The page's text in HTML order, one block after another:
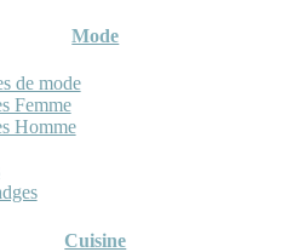
Mode
de mode
Femme
Homme
Cuisine